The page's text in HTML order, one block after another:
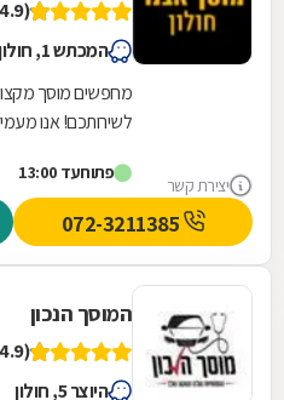
יצירת קשר
(4.9)
המכתש 1, חולון
מחפשים מוסך
לשירותכם! אנו
שנות...
פתוחעד 13:00
המוסך הנכון
(4.9)
היוצר 5, חולון